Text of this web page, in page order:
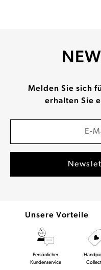
Melden Sie sich
erhalten Sie
Unsere Vorteile
Persönlicher
Kundenservice